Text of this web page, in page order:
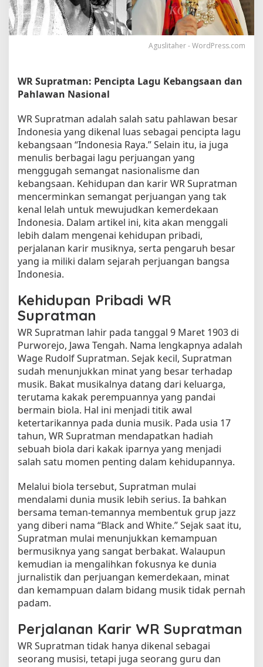
a
n
g
P
e
c
i
p
t
a
L
a
u
I
n
d
o
s
R
a
y
a
Aguslitaher - WordPress.com
WR Supratman: Pencipta Lagu Kebangsaan dan
Pahlawan Nasional
WR Supratman adalah salah satu pahlawan besar
Indonesia yang dikenal luas sebagai pencipta lagu
kebangsaan “Indonesia Raya.” Selain itu, ia juga
menulis berbagai lagu perjuangan yang
menggugah semangat nasionalisme dan
kebangsaan. Kehidupan dan karir WR Supratman
mencerminkan semangat perjuangan yang tak
kenal lelah untuk mewujudkan kemerdekaan
Indonesia. Dalam artikel ini, kita akan menggali
lebih dalam mengenai kehidupan pribadi,
perjalanan karir musiknya, serta pengaruh besar
yang ia miliki dalam sejarah perjuangan bangsa
Indonesia.
Kehidupan Pribadi WR
Supratman
WR Supratman lahir pada tanggal 9 Maret 1903 di
Purworejo, Jawa Tengah. Nama lengkapnya adalah
Wage Rudolf Supratman. Sejak kecil, Supratman
sudah menunjukkan minat yang besar terhadap
musik. Bakat musikalnya datang dari keluarga,
terutama kakak perempuannya yang pandai
bermain biola. Hal ini menjadi titik awal
ketertarikannya pada dunia musik. Pada usia 17
tahun, WR Supratman mendapatkan hadiah
sebuah biola dari kakak iparnya yang menjadi
salah satu momen penting dalam kehidupannya.
Melalui biola tersebut, Supratman mulai
mendalami dunia musik lebih serius. Ia bahkan
bersama teman-temannya membentuk grup jazz
yang diberi nama “Black and White.” Sejak saat itu,
Supratman mulai menunjukkan kemampuan
bermusiknya yang sangat berbakat. Walaupun
kemudian ia mengalihkan fokusnya ke dunia
jurnalistik dan perjuangan kemerdekaan, minat
dan kemampuan dalam bidang musik tidak pernah
padam.
Perjalanan Karir WR Supratman
WR Supratman tidak hanya dikenal sebagai
seorang musisi, tetapi juga seorang guru dan